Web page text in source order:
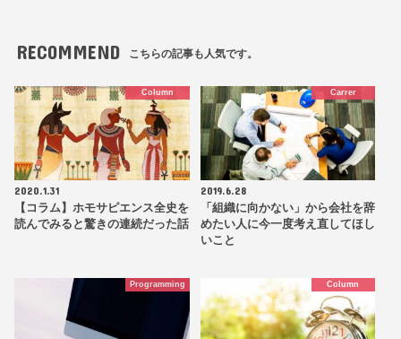
RECOMMEND こちらの記事も人気です。
Column
2020.1.31
【コラム】ホモサピエンス全史を
読んでみると驚きの連続だった話
Carrer
2019.6.28
「組織に向かない」から会社を辞
めたい人に今一度考え直してほし
いこと
Programming Column